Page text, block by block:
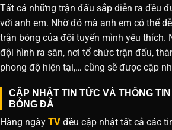
Tất cả những trận đấu sắp diễn ra đều
với anh em. Nhờ đó mà anh em có thể
trận bóng của đội tuyển mình yêu thích.
đội hình ra sân, nơi tổ chức trận đấu,
phong độ hiện tại,… cũng sẽ được cập
CẬP NHẬT TIN TỨC VÀ THÔNG
BÓNG ĐÁ
Hàng ngày TV đều cập nhật tất cả các